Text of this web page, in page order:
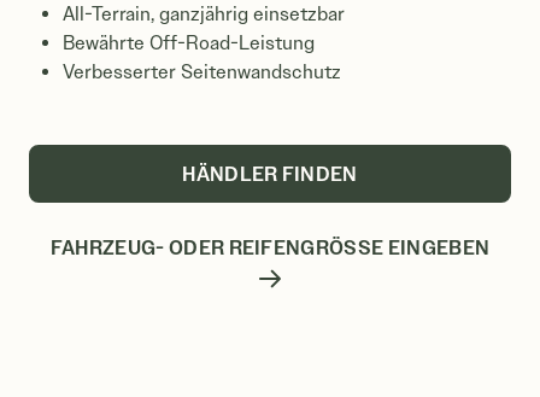
All-Terrain, ganzjährig einsetzbar
Bewährte Off-Road-Leistung
Verbesserter Seitenwandschutz
HÄNDLER FINDEN
FAHRZEUG- ODER REIFENGRÖSSE EINGEBEN